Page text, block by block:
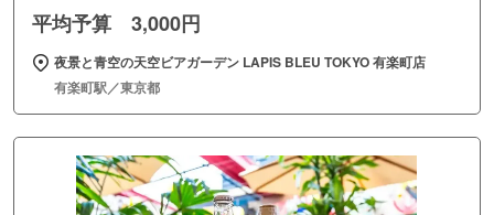
平均予算 3,000円
夜景と青空の天空ビアガーデン LAPIS BLEU TOKYO 有楽町店
有楽町駅／東京都